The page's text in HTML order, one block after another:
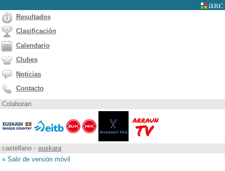
Resultados
Clasificación
Calendario
Clubes
Noticias
Contacto
Colaboran
castellano • euskara
« Salir de versión móvil